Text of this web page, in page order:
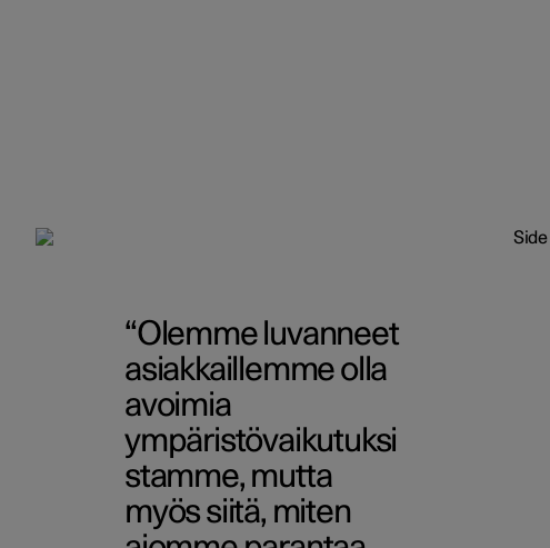
Olemme luvanneet
asiakkaillemme olla
avoimia
ympäristövaikutuksi
stamme, mutta
myös siitä, miten